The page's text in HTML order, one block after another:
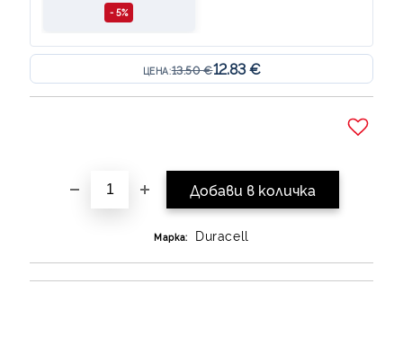
- 5%
ЦЕНА:13.50 €12.83 €
Марка: Duracell